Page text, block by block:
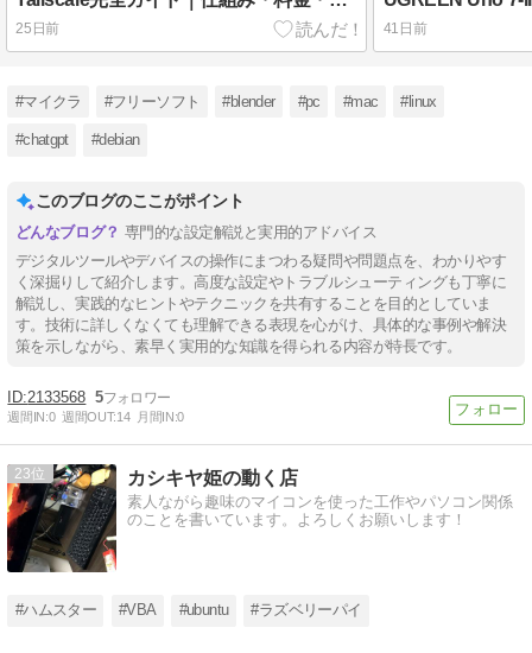
25日前 41日前
#マイクラ #フリーソフト #blender #pc #mac #linux
#chatgpt #debian
このブログのここがポイント
専門的な設定解説と実用的アドバイス
デジタルツールやデバイスの操作にまつわる疑問や問題点を、わかりやす
く深掘りして紹介します。高度な設定やトラブルシューティングも丁寧に
解説し、実践的なヒントやテクニックを共有することを目的としていま
す。技術に詳しくなくても理解できる表現を心がけ、具体的な事例や解決
策を示しながら、素早く実用的な知識を得られる内容が特長です。
2133568 5
週間IN:0 週間OUT:14 月間IN:0
23 カシキヤ姫の動く店
素人ながら趣味のマイコンを使った工作やパソコン関係
のことを書いています。よろしくお願いします！
#ハムスター #VBA #ubuntu #ラズベリーパイ